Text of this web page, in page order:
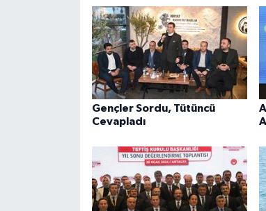
Gençler Sordu, Tütüncü
Cevapladı